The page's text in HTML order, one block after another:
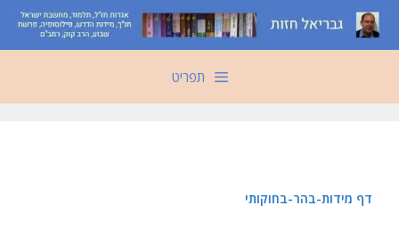
לדלג
לתוכן
תפריט
‏‏דף מידות-בהר-בחוקותי